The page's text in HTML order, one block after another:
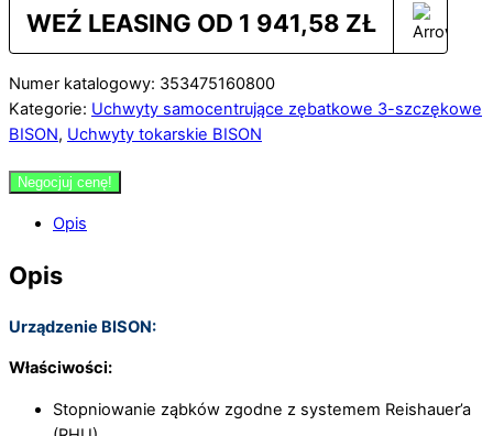
WEŹ LEASING OD 1 941,58 ZŁ
Numer katalogowy: 353475160800
Kategorie: Uchwyty samocentrujące zębatkowe 3-szczękowe
BISON, Uchwyty tokarskie BISON
Negocjuj cenę!
Opis
Opis
Urządzenie BISON:
Właściwości:
Stopniowanie ząbków zgodne z systemem Reishauer’a